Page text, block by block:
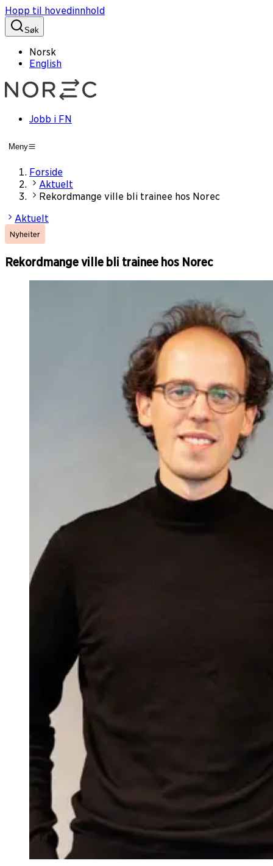
Hopp til hovedinnhold
Søk
Norsk
English
Jobb i FN
Meny
Forside
Aktuelt
Rekordmange ville bli trainee hos Norec
Aktuelt
Nyheiter
Rekordmange ville bli trainee hos Norec